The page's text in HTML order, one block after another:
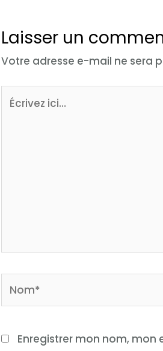
Laisser un
Votre adresse e-mail ne sera
Écrivez
Enregistrer mon nom,